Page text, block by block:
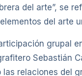
del arte”, se
del arte
grupal
Sebastián
relaciones del